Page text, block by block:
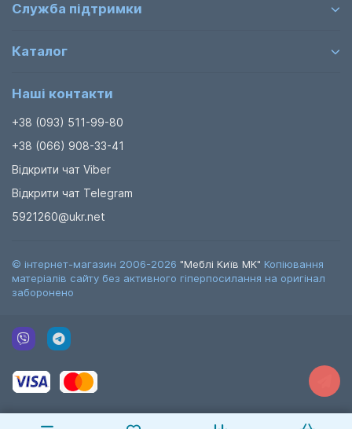
Служба підтримки
Каталог
Наші контакти
+38 (093) 511-99-80
+38 (066) 908-33-41
Відкрити чат Viber
Відкрити чат Telegram
5921260@ukr.net
© інтернет-магазин 2006-2026 "Меблі Київ МК" Копіювання
матеріалів сайту без активного гіперпосилання на оригінал
заборонено